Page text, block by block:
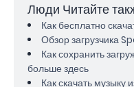
Люди Читайте
Как бесплатно
Обзор загрузчика
Как сохранить
больше здесь
Как скачать